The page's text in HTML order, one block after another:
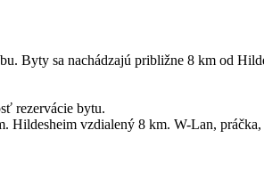
Byty sa nachádzajú približne 8 km od
rezervácie bytu.
vzdialený 8 km. W-Lan,